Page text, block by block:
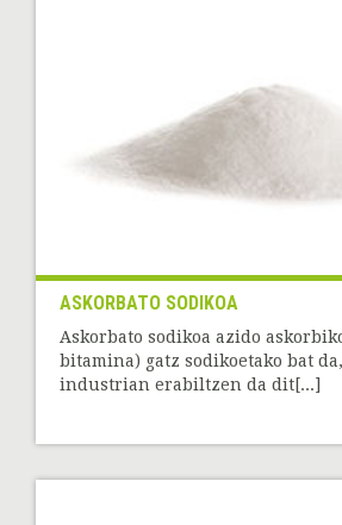
ASKORBATO SODIKOA
Askorbato sodikoa azido
bitamina) gatz sodikoetako bat
industrian erabiltzen da dit[...]